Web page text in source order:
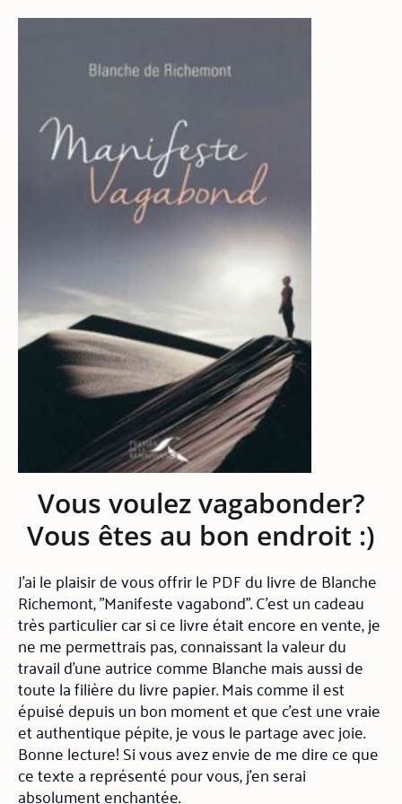
Vous voulez vagabonder?
Vous êtes au bon endroit :)
J'ai le plaisir de vous offrir le PDF du livre de Blanche
Richemont, "Manifeste vagabond". C'est un cadeau
très particulier car si ce livre était encore en vente, je
ne me permettrais pas, connaissant la valeur du
travail d'une autrice comme Blanche mais aussi de
toute la filière du livre papier. Mais comme il est
épuisé depuis un bon moment et que c'est une vraie
et authentique pépite, je vous le partage avec joie.
Bonne lecture! Si vous avez envie de me dire ce que
ce texte a représenté pour vous, j'en serai
absolument enchantée.